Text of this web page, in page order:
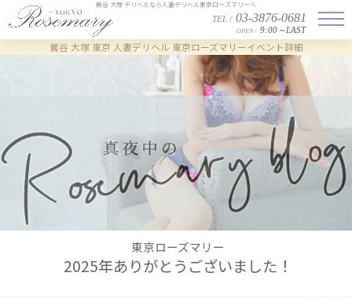
TEL / 03-3876-0681
OPEN / 9:00～LAST
鶯谷 大塚 デリヘルなら人妻デリヘル東京ローズマリーへ
鶯谷 大塚 東京 人妻デリヘル 東京ローズマリーイベント詳細
東京ローズマリー
2025年ありがとうございました！